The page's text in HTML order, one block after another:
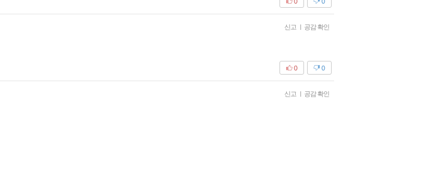
신고 | 공감 확인
0
0
신고 | 공감 확인